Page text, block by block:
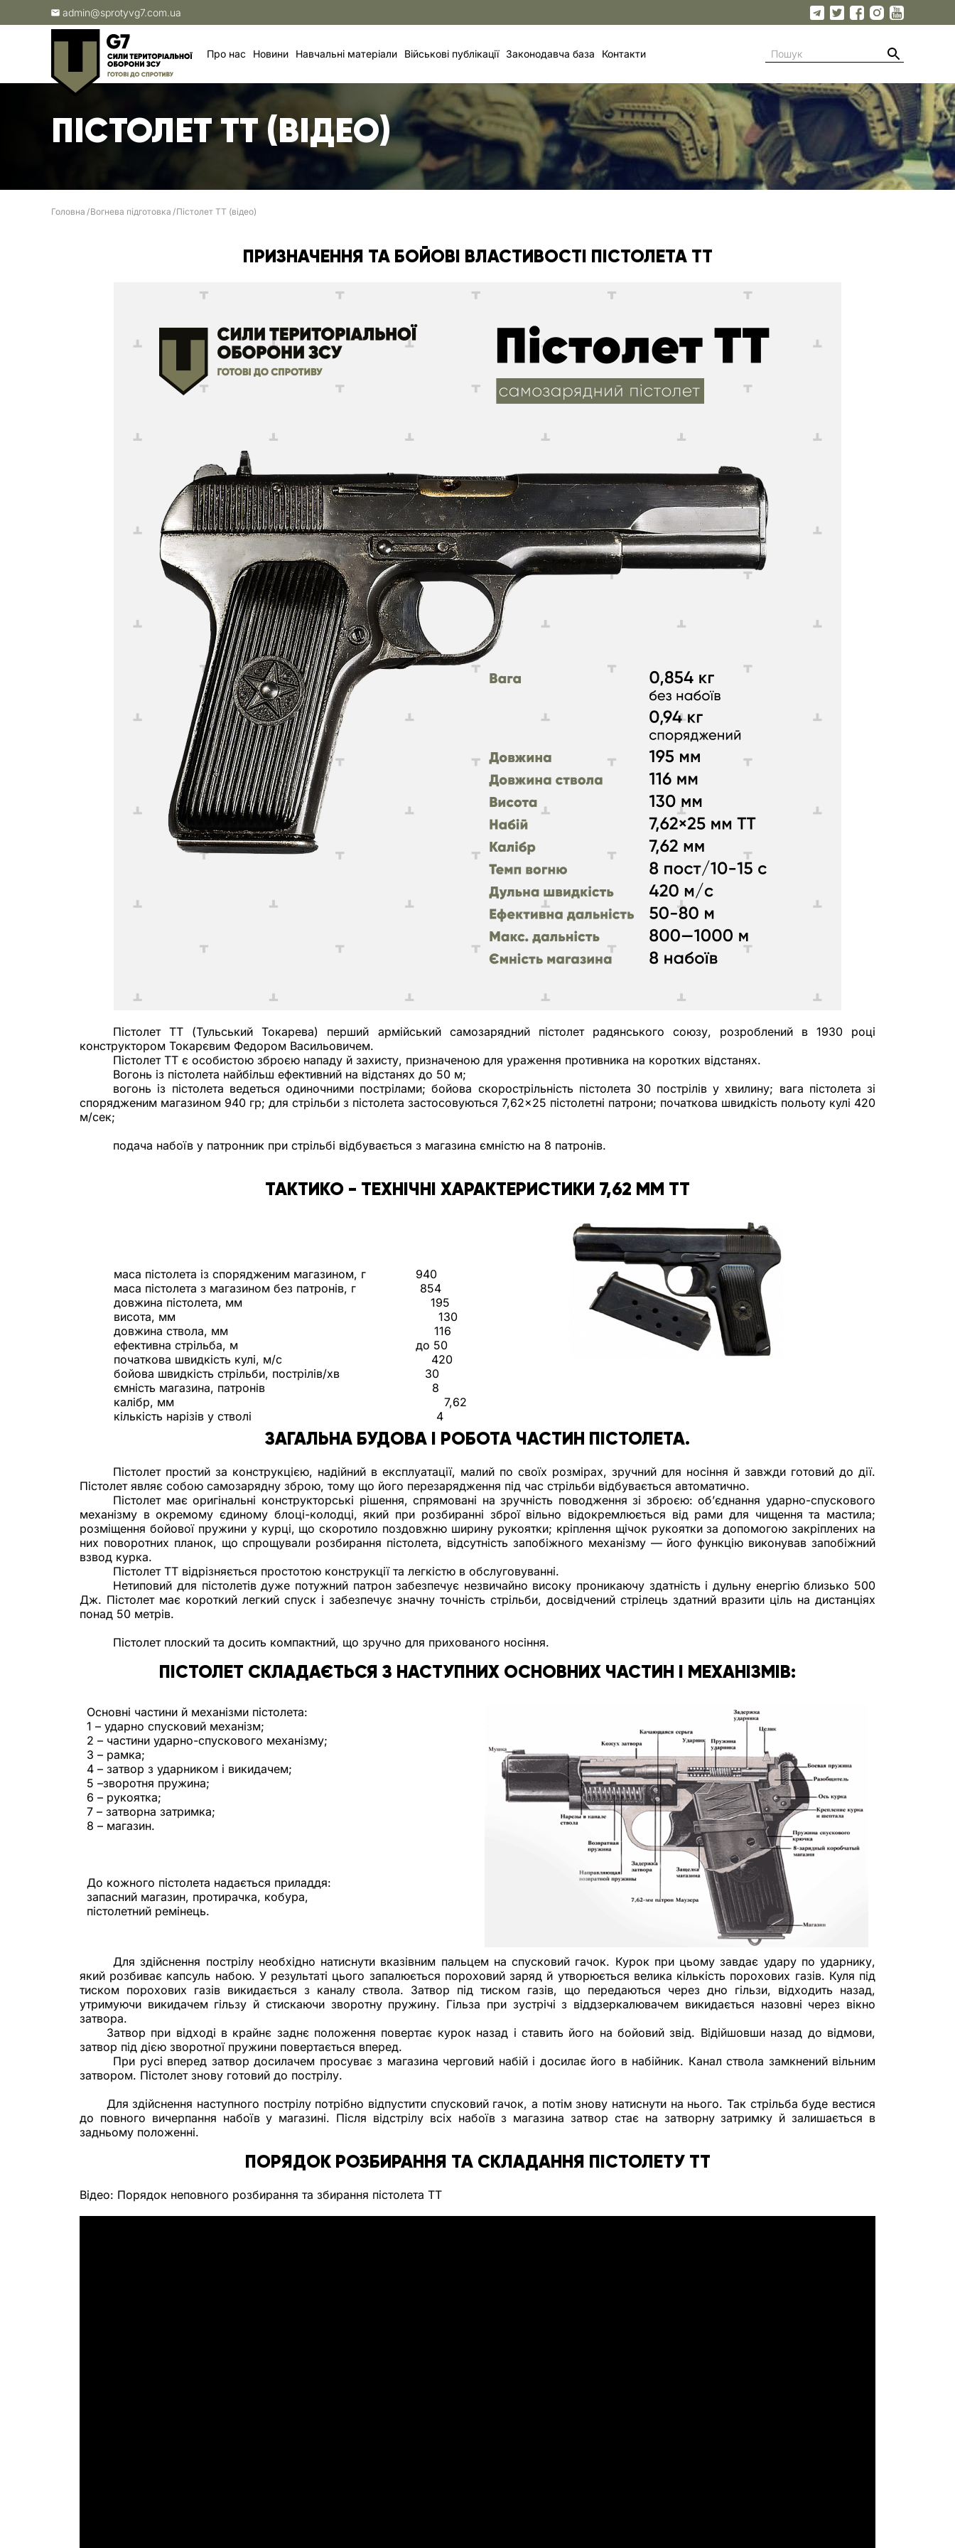
admin@sprotyvg7.com.ua
Про нас Новини Навчальні матеріали Військові публікації Законодавча база Контакти
ПІСТОЛЕТ ТТ (ВІДЕО)
Головна Вогнева підготовка Пістолет ТТ (відео)
ПРИЗНАЧЕННЯ ТА БОЙОВІ ВЛАСТИВОСТІ ПІСТОЛЕТА ТТ
Пістолет ТТ (Тульський Токарева) перший армійський самозарядний пістолет радянського союзу, розроблений в 1930 році
конструктором Токарєвим Федором Васильовичем.
Пістолет ТТ є особистою зброєю нападу й захисту, призначеною для ураження противника на коротких відстанях.
Вогонь із пістолета найбільш ефективний на відстанях до 50 м;
вогонь із пістолета ведеться одиночними пострілами; бойова скорострільність пістолета 30 пострілів у хвилину; вага пістолета зі
спорядженим магазином 940 гр; для стрільби з пістолета застосовуються 7,62×25 пістолетні патрони; початкова швидкість польоту кулі 420
м/сек;
подача набоїв у патронник при стрільбі відбувається з магазина ємністю на 8 патронів.
ТАКТИКО - ТЕХНІЧНІ ХАРАКТЕРИСТИКИ 7,62 ММ ТТ
маса пістолета із спорядженим магазином, г
940
маса пістолета з магазином без патронів, г
854
довжина пістолета, мм
195
висота, мм
130
довжина ствола, мм
116
ефективна стрільба, м
до 50
початкова швидкість кулі, м/с
420
бойова швидкість стрільби, пострілів/хв
30
ємність магазина, патронів
8
калібр, мм
7,62
кількість нарізів у стволі
4
ЗАГАЛЬНА БУДОВА І РОБОТА ЧАСТИН ПІСТОЛЕТА.
Пістолет простий за конструкцією, надійний в експлуатації, малий по своїх розмірах, зручний для носіння й завжди готовий до дії.
Пістолет являє собою самозарядну зброю, тому що його перезарядження під час стрільби відбувається автоматично.
Пістолет має оригінальні конструкторські рішення, спрямовані на зручність поводження зі зброєю: об’єднання ударно-спускового
механізму в окремому єдиному блоці-колодці, який при розбиранні зброї вільно відокремлюється від рами для чищення та мастила;
розміщення бойової пружини у курці, що скоротило поздовжню ширину рукоятки; кріплення щічок рукоятки за допомогою закріплених на
них поворотних планок, що спрощували розбирання пістолета, відсутність запобіжного механізму — його функцію виконував запобіжний
взвод курка.
Пістолет ТТ відрізняється простотою конструкції та легкістю в обслуговуванні.
Нетиповий для пістолетів дуже потужний патрон забезпечує незвичайно високу проникаючу здатність і дульну енергію близько 500
Дж. Пістолет має короткий легкий спуск і забезпечує значну точність стрільби, досвідчений стрілець здатний вразити ціль на дистанціях
понад 50 метрів.
Пістолет плоский та досить компактний, що зручно для прихованого носіння.
ПІСТОЛЕТ СКЛАДАЄТЬСЯ З НАСТУПНИХ ОСНОВНИХ ЧАСТИН І МЕХАНІЗМІВ:
Основні частини й механізми пістолета:
1 – ударно спусковий механізм;
2 – частини ударно-спускового механізму;
3 – рамка;
4 – затвор з ударником і викидачем;
5 –зворотня пружина;
6 – рукоятка;
7 – затворна затримка;
8 – магазин.
До кожного пістолета надається приладдя:
запасний магазин, протирачка, кобура,
пістолетний ремінець.
Для здійснення пострілу необхідно натиснути вказівним пальцем на спусковий гачок. Курок при цьому завдає удару по ударнику,
який розбиває капсуль набою. У результаті цього запалюється пороховий заряд й утворюється велика кількість порохових газів. Куля під
тиском порохових газів викидається з каналу ствола. Затвор під тиском газів, що передаються через дно гільзи, відходить назад,
утримуючи викидачем гільзу й стискаючи зворотну пружину. Гільза при зустрічі з віддзеркалювачем викидається назовні через вікно
затвора.
Затвор при відході в крайнє заднє положення повертає курок назад і ставить його на бойовий звід. Відійшовши назад до відмови,
затвор під дією зворотної пружини повертається вперед.
При русі вперед затвор досилачем просуває з магазина черговий набій і досилає його в набійник. Канал ствола замкнений вільним
затвором. Пістолет знову готовий до пострілу.
Для здійснення наступного пострілу потрібно відпустити спусковий гачок, а потім знову натиснути на нього. Так стрільба буде вестися
до повного вичерпання набоїв у магазині. Після відстрілу всіх набоїв з магазина затвор стає на затворну затримку й залишається в
задньому положенні.
ПОРЯДОК РОЗБИРАННЯ ТА СКЛАДАННЯ ПІСТОЛЕТУ ТТ
Відео: Порядок неповного розбирання та збирання пістолета ТТ